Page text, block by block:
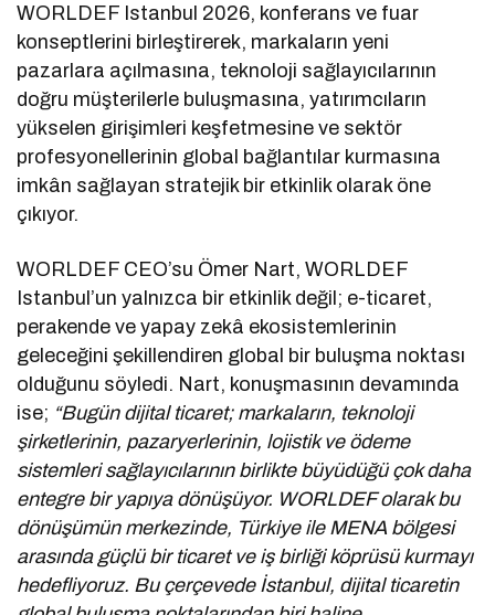
WORLDEF Istanbul 2026, konferans ve fuar
konseptlerini birleştirerek, markaların yeni
pazarlara açılmasına, teknoloji sağlayıcılarının
doğru müşterilerle buluşmasına, yatırımcıların
yükselen girişimleri keşfetmesine ve sektör
profesyonellerinin global bağlantılar kurmasına
imkân sağlayan stratejik bir etkinlik olarak öne
çıkıyor.
WORLDEF CEO’su Ömer Nart, WORLDEF
Istanbul’un yalnızca bir etkinlik değil; e-ticaret,
perakende ve yapay zekâ ekosistemlerinin
geleceğini şekillendiren global bir buluşma noktası
olduğunu söyledi. Nart, konuşmasının devamında
ise; “Bugün dijital ticaret; markaların, teknoloji
şirketlerinin, pazaryerlerinin, lojistik ve ödeme
sistemleri sağlayıcılarının birlikte büyüdüğü çok daha
entegre bir yapıya dönüşüyor. WORLDEF olarak bu
dönüşümün merkezinde, Türkiye ile MENA bölgesi
arasında güçlü bir ticaret ve iş birliği köprüsü kurmayı
hedefliyoruz. Bu çerçevede İstanbul, dijital ticaretin